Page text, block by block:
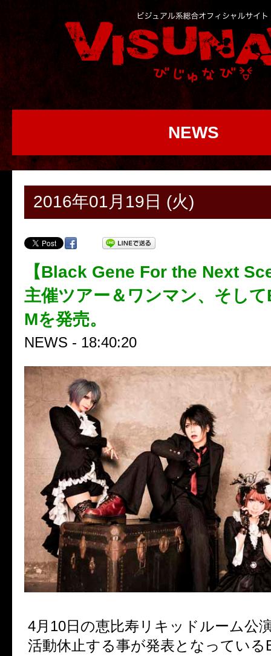
NEWS
2016年01月19日 (火)
【Black Gene For the Next
主催ツアー＆ワンマン、そし
Mを発売。
NEWS - 18:40:20
4月10日の恵比寿リキッドルーム公
活動休止する事が発表となっている